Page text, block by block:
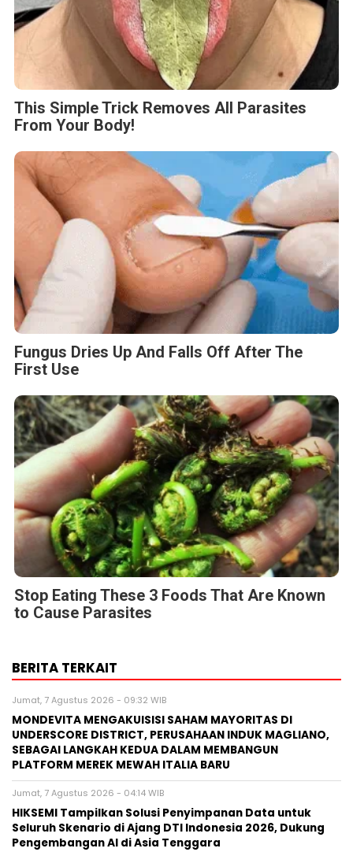
This Simple Trick Removes All Parasites
From Your Body!
Fungus Dries Up And Falls Off After The
First Use
Stop Eating These 3 Foods That Are Known
to Cause Parasites
BERITA TERKAIT
Jumat, 7 Agustus 2026 - 09:32 WIB
MONDEVITA MENGAKUISISI SAHAM MAYORITAS DI
UNDERSCORE DISTRICT, PERUSAHAAN INDUK MAGLIANO,
SEBAGAI LANGKAH KEDUA DALAM MEMBANGUN
PLATFORM MEREK MEWAH ITALIA BARU
Jumat, 7 Agustus 2026 - 04:14 WIB
HIKSEMI Tampilkan Solusi Penyimpanan Data untuk
Seluruh Skenario di Ajang DTI Indonesia 2026, Dukung
Pengembangan AI di Asia Tenggara